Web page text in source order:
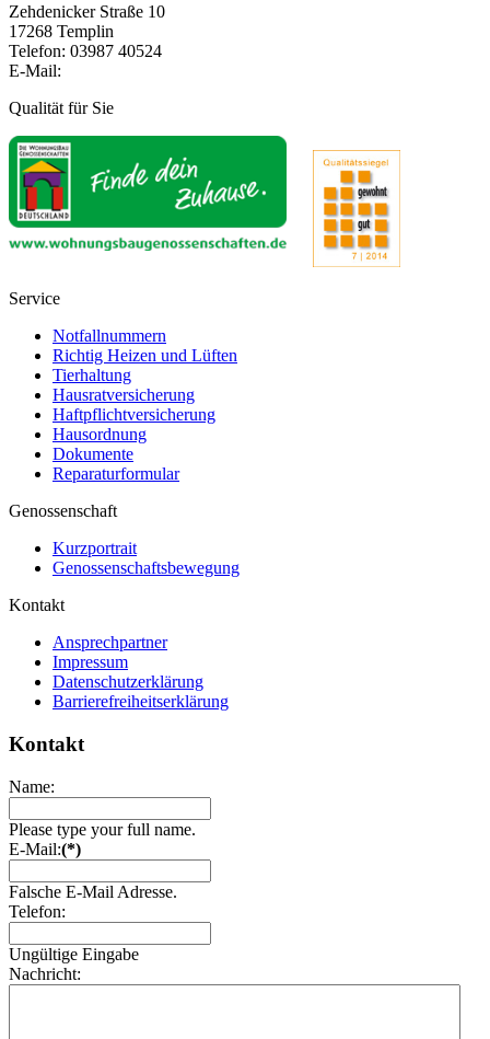
Zehdenicker Straße 10
17268 Templin
Telefon: 03987 40524
E-Mail:
Qualität für Sie
Service
Notfallnummern
Richtig Heizen und Lüften
Tierhaltung
Hausratversicherung
Haftpflichtversicherung
Hausordnung
Dokumente
Reparaturformular
Genossenschaft
Kurzportrait
Genossenschaftsbewegung
Kontakt
Ansprechpartner
Impressum
Datenschutzerklärung
Barrierefreiheitserklärung
Kontakt
Name:
Please type your full name.
E-Mail:(*)
Falsche E-Mail Adresse.
Telefon:
Ungültige Eingabe
Nachricht: